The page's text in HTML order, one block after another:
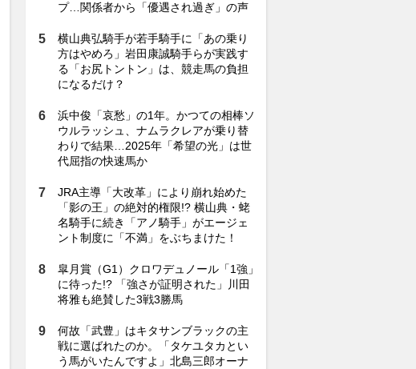
プ…関係者から「優遇され過ぎ」の声
横山典弘騎手が若手騎手に「あの乗り
方はやめろ」岩田康誠騎手らが実践す
る「お尻トントン」は、競走馬の負担
になるだけ？
浜中俊「哀愁」の1年。かつての相棒ソ
ウルラッシュ、ナムラクレアが乗り替
わりで結果…2025年「希望の光」は世
代屈指の快速馬か
JRA主導「大改革」により崩れ始めた
「影の王」の絶対的権限!? 横山典・蛯
名騎手に続き「アノ騎手」がエージェ
ント制度に「不満」をぶちまけた！
皐月賞（G1）クロワデュノール「1強」
に待った!? 「強さが証明された」川田
将雅も絶賛した3戦3勝馬
何故「武豊」はキタサンブラックの主
戦に選ばれたのか。「タケユタカとい
う馬がいたんですよ」北島三郎オーナ